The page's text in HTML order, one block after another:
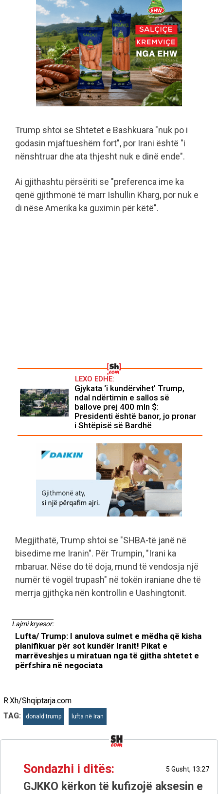
Trump shtoi se Shtetet e Bashkuara "nuk po i
godasin mjaftueshëm fort", por Irani është "i
nënshtruar dhe ata thjesht nuk e dinë ende".
Ai gjithashtu përsëriti se "preferenca ime ka
qenë gjithmonë të marr Ishullin Kharg, por nuk e
di nëse Amerika ka guximin për këtë".
LEXO EDHE:
Gjykata ‘i kundërvihet’ Trump,
ndal ndërtimin e sallos së
ballove prej 400 mln $:
Presidenti është banor, jo pronar
i Shtëpisë së Bardhë
Megjithatë, Trump shtoi se "SHBA-të janë në
bisedime me Iranin". Për Trumpin, "Irani ka
mbaruar. Nëse do të doja, mund të vendosja një
numër të vogël trupash" në tokën iraniane dhe të
merrja gjithçka nën kontrollin e Uashingtonit.
Lajmi kryesor:
Lufta/ Trump: I anulova sulmet e mëdha që kisha
planifikuar për sot kundër Iranit! Pikat e
marrëveshjes u miratuan nga të gjitha shtetet e
përfshira në negociata
R.Xh/Shqiptarja.com
TAG:
donald trump lufta në Iran
Sondazhi i ditës: 5 Gusht, 13:27
GJKKO kërkon të kufizojë aksesin e